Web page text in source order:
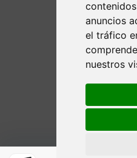
anuncios
el tráfico
nuestros